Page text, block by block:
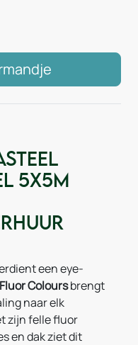
5x5m
een eye-
Coloursbrengt
naar elk
zijn felle fluor
en dak ziet dit